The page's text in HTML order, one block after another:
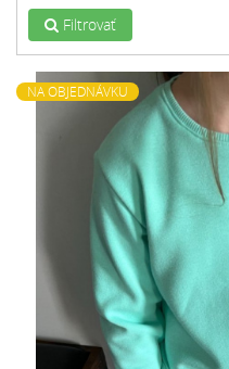
Filtrovať
NA OBJEDNÁVKU